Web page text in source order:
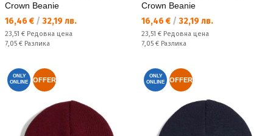
Crown Beanie
Текуща цена:
16,46 € / 32,19 лв.
Редовна цена:
23,51 € Редовна цена
Спестявате:
7,05 € Разлика
Crown Beanie
Текуща цена:
16,46 € / 32,19 лв.
Редовна цена:
23,51 € Редовна цена
Спестявате:
7,05 € Разлика
ONLY
ONLINE
OFFER
ONLY
ONLINE
OFFER